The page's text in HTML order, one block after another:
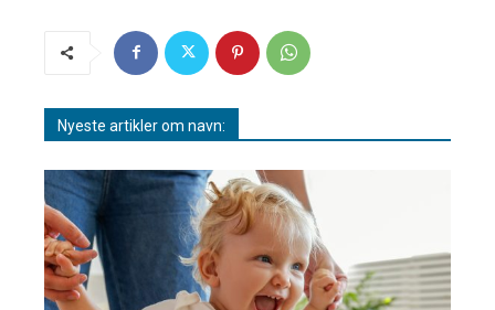
Nyeste artikler om navn: